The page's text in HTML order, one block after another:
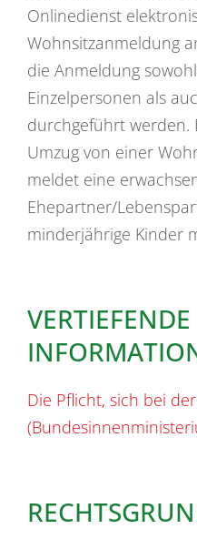
Onlinedienst
Wohnsitzanmeldung
die Anmeldung
Einzelpersonen als
durchgeführt werden.
Umzug von einer
meldet eine
Ehepartner/
minderjährige Kinder
VERTIEFENDE
Die Pflicht, sich bei